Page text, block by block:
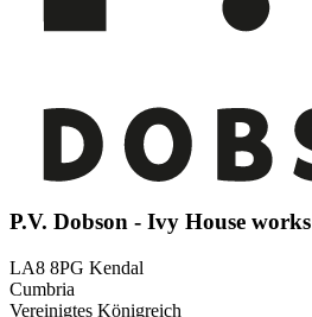
P.V. Dobson - Ivy House works
LA8 8PG Kendal
Cumbria
Vereinigtes Königreich